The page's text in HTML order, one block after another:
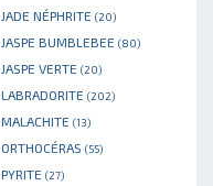
JADE NÉPHRITE (20)
JASPE BUMBLEBEE (80)
JASPE VERTE (20)
LABRADORITE (202)
MALACHITE (13)
ORTHOCÉRAS (55)
PYRITE (27)